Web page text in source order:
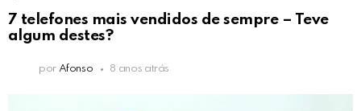
7 telefones mais vendidos de sempre – Teve
algum destes?
por Afonso 8 anos atrás